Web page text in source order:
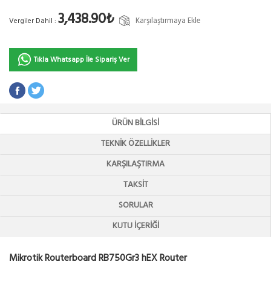
Vergiler Dahil : 3,438.90₺ Karşılaştırmaya Ekle
Tıkla Whatsapp İle Sipariş Ver
ÜRÜN BILGISI
TEKNIK ÖZELLIKLER
KARŞILAŞTIRMA
TAKSIT
SORULAR
KUTU İÇERIĞI
Mikrotik Routerboard RB750Gr3 hEX Router